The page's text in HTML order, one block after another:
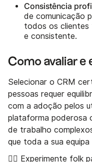
Consistência
de comunicação
todos os clientes
e consistente.
Como avaliar e
Selecionar o CRM
pessoas requer
com a adoção pelos
plataforma poderosa
de trabalho
que toda a sua
👉🏼 Experimente folk